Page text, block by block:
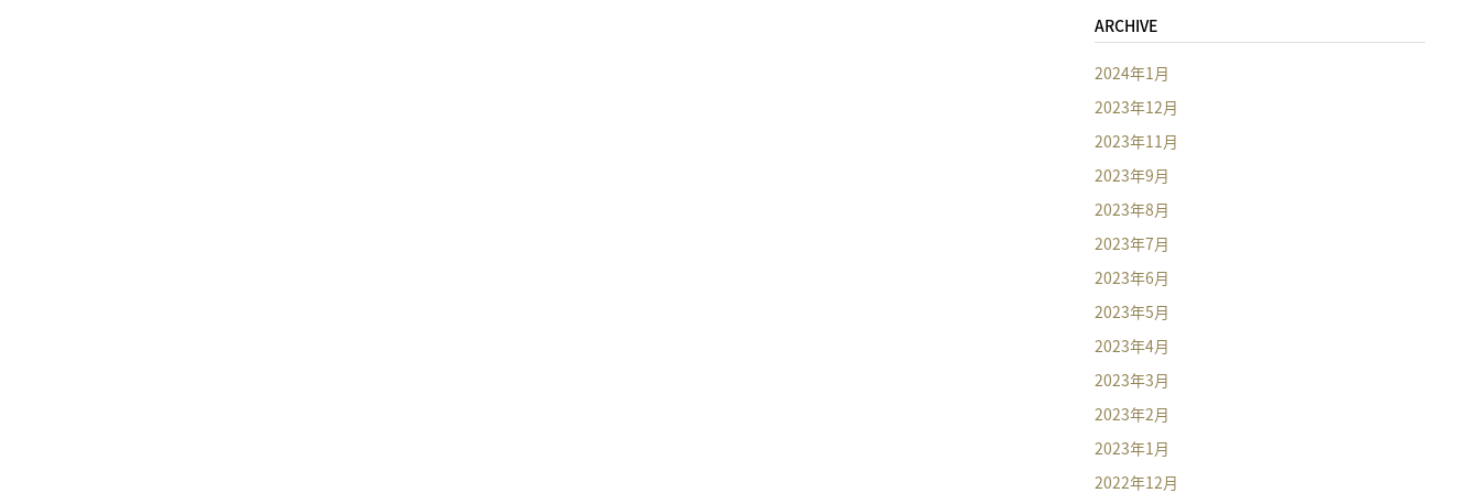
ARCHIVE
2024年1月
2023年12月
2023年11月
2023年9月
2023年8月
2023年7月
2023年6月
2023年5月
2023年4月
2023年3月
2023年2月
2023年1月
2022年12月